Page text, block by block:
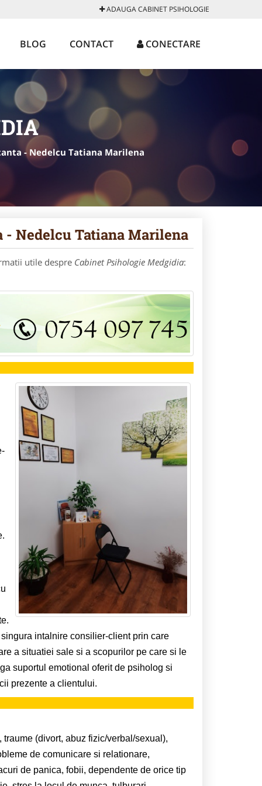
ADAUGA CABINET PSIHOLOGIE
BLOG CONTACT CONECTARE
- Nedelcu Tatiana Marilena
Nedelcu Tatiana Marilena
utile despre Cabinet Psihologie Medgidia:
intalnire consilier-client prin care
a situatiei sale si a scopurilor pe care si le
suportul emotional oferit de psiholog si
prezente a clientului.
(divort, abuz fizic/verbal/sexual),
de comunicare si relationare,
de panica, fobii, dependente de orice tip